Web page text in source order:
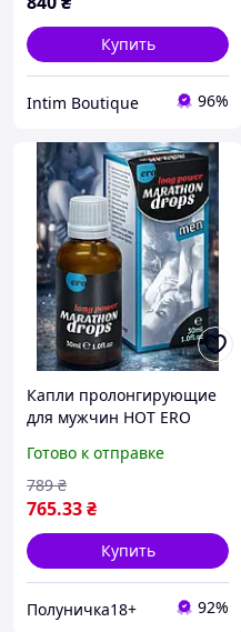
Купить
Intim Boutique 96%
Капли пролонгирующие
для мужчин HOT ERO
Германия
Готово к отправке
765.33₴
789 ₴
Купить
Полуничка18+ 92%